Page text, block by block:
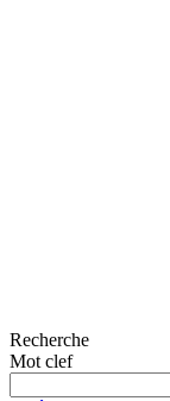
Recherche
Mot clef